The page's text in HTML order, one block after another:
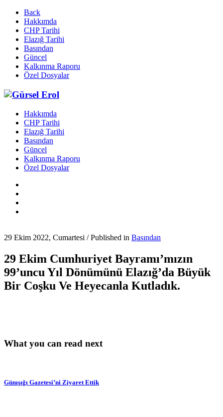
Back
Hakkımda
CHP Tarihi
Elazığ Tarihi
Basından
Güncel
Kalkınma Raporu
Özel Dosyalar
Hakkımda
CHP Tarihi
Elazığ Tarihi
Basından
Güncel
Kalkınma Raporu
Özel Dosyalar
29 Ekim 2022, Cumartesi /Published in Basından
29 Ekim Cumhuriyet Bayramı’mızın
99’uncu Yıl Dönümünü Elazığ’da Büyük
Bir Coşku Ve Heyecanla Kutladık.
What you can read next
Günışığı Gazetesi’ni Ziyaret Ettik